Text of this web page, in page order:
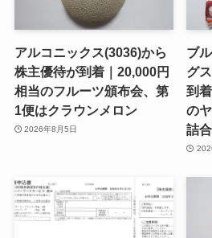
アルコニックス(3036)から
株主優待が到着｜20,000円
相当のフルーツ頒布会、第
1便はクラウンメロン
2026年8月5日
ブ
グ
到
の
詰